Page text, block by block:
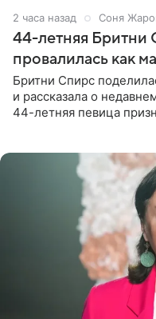
2 часа назад Соня
44-летняя Бритни
провалилась как
Бритни Спирс
и рассказала о
44-летняя певица